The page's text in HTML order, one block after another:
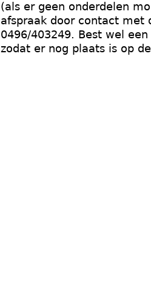
(als er geen onderdelen
afspraak door contact met
0496/403249. Best wel
zodat er nog plaats is op